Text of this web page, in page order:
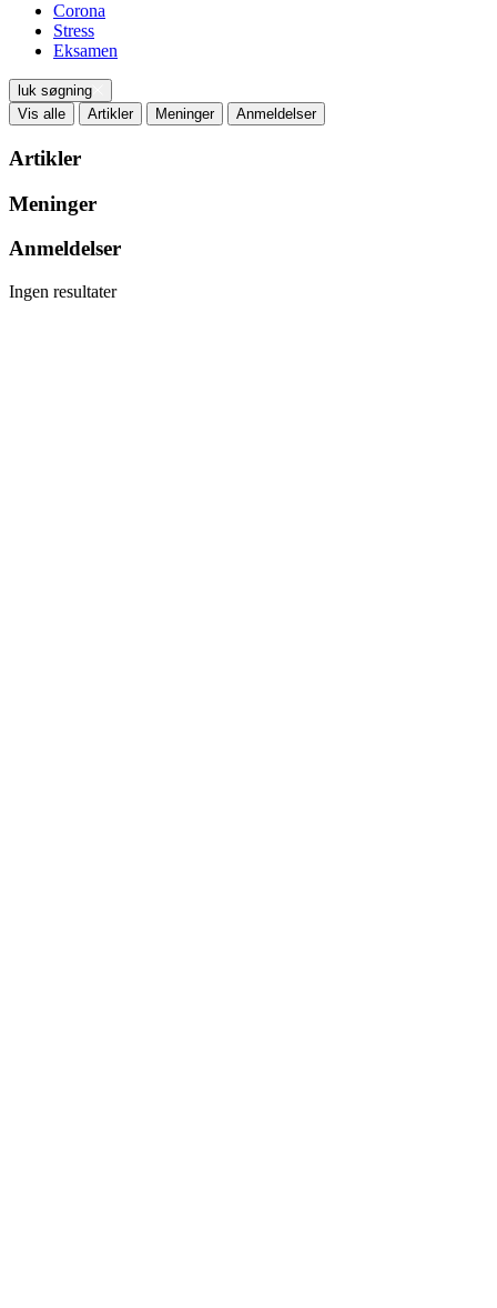
Corona
Stress
Eksamen
luk søgning
Vis alle
Artikler Meninger Anmeldelser
Artikler
Meninger
Anmeldelser
Ingen resultater